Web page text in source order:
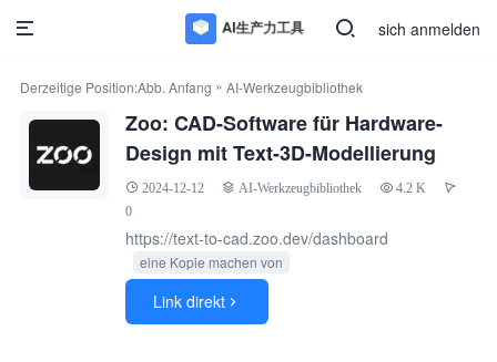
sich anmelden
Derzeitige Position:Abb. Anfang » AI-Werkzeugbibliothek
Zoo: CAD-Software für Hardware-
Design mit Text-3D-Modellierung
2024-12-12 AI-Werkzeugbibliothek
4.2 K
0
https://text-to-cad.zoo.dev/dashboard
eine Kopie machen von
Link direkt 